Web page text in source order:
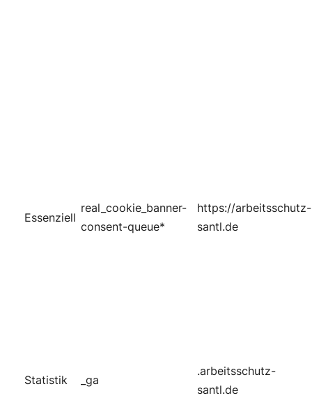
Essenziell
real_cookie_banner-
consent-queue*
https://arbeitsschutz-
santl.de
Statistik _ga
.arbeitsschutz-
santl.de